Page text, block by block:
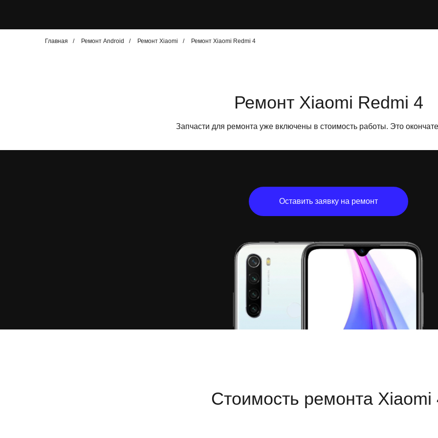
Главная / Ремонт Android / Ремонт Xiaomi / Ремонт Xiaomi Redmi 4
Ремонт Xiaomi Redmi 4
Запчасти для ремонта уже включены в стоимость работы. Это
Оставить заявку на ремонт
Стоимость ремонта Xiaomi